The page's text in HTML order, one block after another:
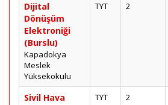
Dijital
Dönüşüm
Elektroniği
(Burslu)
Kapadokya
Meslek
Yüksekokulu
TYT 2
Sivil Hava
TYT 2